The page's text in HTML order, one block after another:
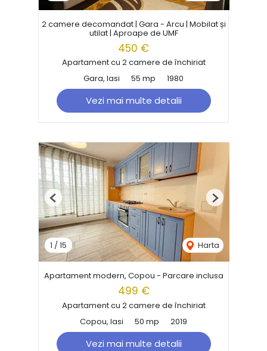
2 camere decomandat | Gara - Arcu | Mobilat și
utilat | Aproape de UMF
450 €
Apartament cu 2 camere de închiriat
Gara, Iasi
55 mp 1980
Vezi mai multe detalii
1 / 15 Harta
Previous Next
Apartament modern, Copou - Parcare inclusa
499 €
Apartament cu 2 camere de închiriat
Copou, Iasi
50 mp 2019
Vezi mai multe detalii